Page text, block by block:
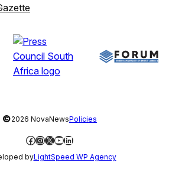
©2026 NovaNewsPolicies
Facebook
Instagram
X YouTube
LinkedIn
byLightSpeed WP Agency